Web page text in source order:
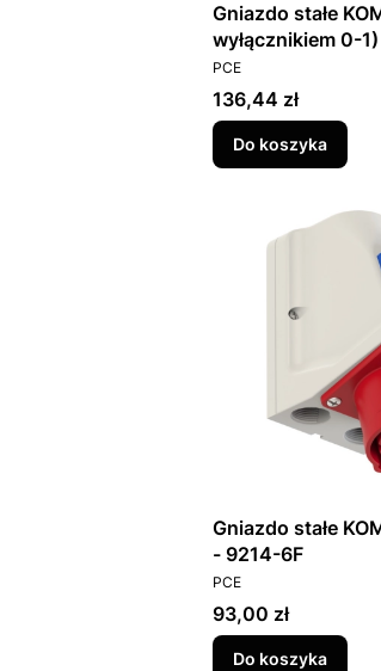
Gniazdo stałe
wyłącznikiem 0-
924-6W
PRODUCENT
PCE
Cena
136,44 zł
Do koszyka
Gniazdo stałe
- 9214-6F
PRODUCENT
PCE
Cena
93,00 zł
Do koszyka